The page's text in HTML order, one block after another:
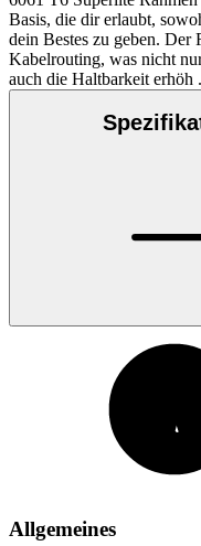
Basis, die dir erlaubt,
dein Bestes zu geben. Der
Kabelrouting, was nicht
auch die Haltbarkeit erhöh
Allgemeines